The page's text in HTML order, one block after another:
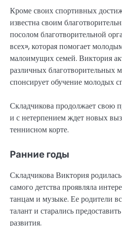
Кроме своих спортивных
известна своим
посолом благотворительной
всех», которая помогает
малоимущих семей. Виктория
различных благотворительных
спонсирует обучение молодых
Складчикова продолжает свою
и с нетерпением ждет новых
теннисном корте.
Ранние годы
Складчикова Виктория
самого детства проявляла
танцам и музыке. Ее родители
талант и старались
развития.